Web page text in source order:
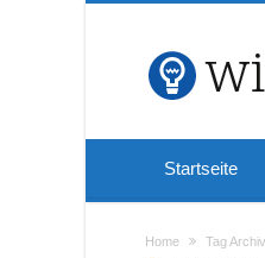
Startseite
Home Tag